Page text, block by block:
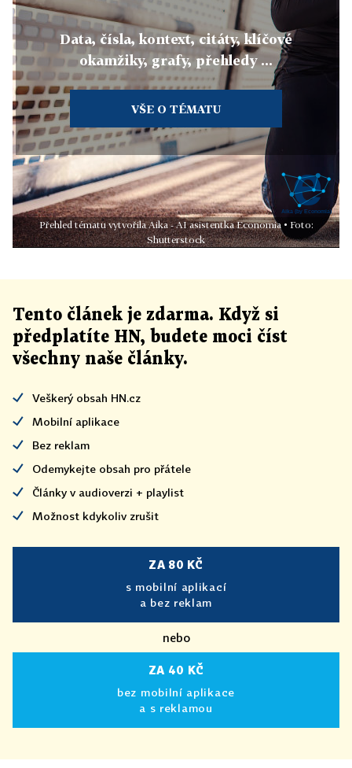
Data, čísla, kontext, citáty, klíčové
okamžiky, grafy, přehledy ...
VŠE O TÉMATU
Přehled tématu vytvořila Aika - AI asistentka Economia • Foto:
Shutterstock
Tento článek je zdarma. Když si
předplatíte HN, budete moci číst
všechny naše články.
Veškerý obsah HN.cz
Mobilní aplikace
Bez reklam
Odemykejte obsah pro přátele
Články v audioverzi + playlist
Možnost kdykoliv zrušit
ZA 80 KČ
s mobilní aplikací
a bez reklam
nebo
ZA 40 KČ
bez mobilní aplikace
a s reklamou